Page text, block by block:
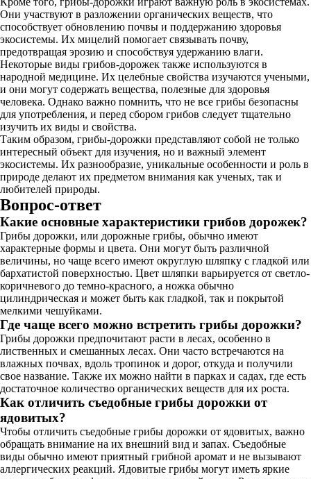
Они участвуют в разложении органических веществ, что
способствует обновлению почвы и поддержанию здоровья
экосистемы. Их мицелий помогает связывать почву,
предотвращая эрозию и способствуя удержанию влаги.
Некоторые виды грибов-дорожек также используются в
народной медицине. Их целебные свойства изучаются учеными,
и они могут содержать вещества, полезные для здоровья
человека. Однако важно помнить, что не все грибы безопасны
для употребления, и перед сбором грибов следует тщательно
изучить их виды и свойства.
Таким образом, грибы-дорожки представляют собой не только
интересный объект для изучения, но и важный элемент
экосистемы. Их разнообразие, уникальные особенности и роль в
природе делают их предметом внимания как ученых, так и
любителей природы.
Вопрос-ответ
Какие основные характеристики грибов дорожек?
Грибы дорожки, или дорожные грибы, обычно имеют
характерные формы и цвета. Они могут быть различной
величины, но чаще всего имеют округлую шляпку с гладкой или
бархатистой поверхностью. Цвет шляпки варьируется от светло-
коричневого до темно-красного, а ножка обычно
цилиндрическая и может быть как гладкой, так и покрытой
мелкими чешуйками.
Где чаще всего можно встретить грибы дорожки?
Грибы дорожки предпочитают расти в лесах, особенно в
лиственных и смешанных лесах. Они часто встречаются на
влажных почвах, вдоль тропинок и дорог, откуда и получили
свое название. Также их можно найти в парках и садах, где есть
достаточное количество органических веществ для их роста.
Как отличить съедобные грибы дорожки от
ядовитых?
Чтобы отличить съедобные грибы дорожки от ядовитых, важно
обращать внимание на их внешний вид и запах. Съедобные
виды обычно имеют приятный грибной аромат и не вызывают
аллергических реакций. Ядовитые грибы могут иметь яркие